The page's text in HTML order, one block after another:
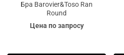
Бра Barovier&Toso Ran
Round
Цена по запросу